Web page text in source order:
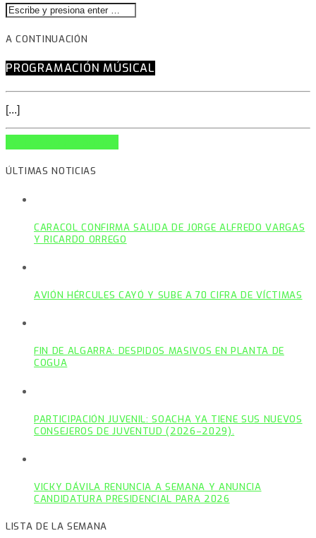
A CONTINUACIÓN
PROGRAMACIÓN MÚSICAL
[...]
ÚLTIMAS NOTICIAS
CARACOL CONFIRMA SALIDA DE JORGE ALFREDO VARGAS
Y RICARDO ORREGO
AVIÓN HÉRCULES CAYÓ Y SUBE A 70 CIFRA DE VÍCTIMAS
FIN DE ALGARRA: DESPIDOS MASIVOS EN PLANTA DE
COGUA
PARTICIPACIÓN JUVENIL: SOACHA YA TIENE SUS NUEVOS
CONSEJEROS DE JUVENTUD (2026–2029).
VICKY DÁVILA RENUNCIA A SEMANA Y ANUNCIA
CANDIDATURA PRESIDENCIAL PARA 2026
LISTA DE LA SEMANA